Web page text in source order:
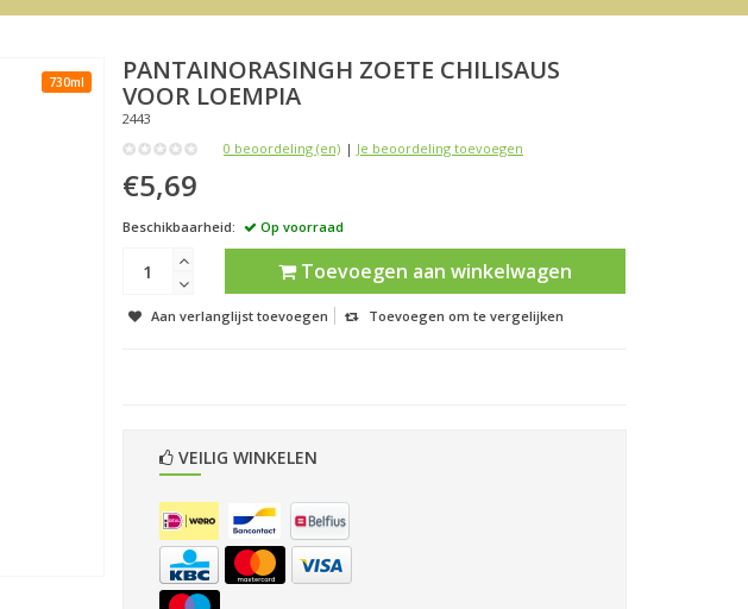
730ml PANTAINORASINGH ZOETE CHILISAUS
VOOR LOEMPIA
2443
0 beoordeling (en) | Je beoordeling toevoegen
€5,69
Beschikbaarheid: Op voorraad
Toevoegen aan winkelwagen
Aan verlanglijst toevoegen Toevoegen om te vergelijken
VEILIG WINKELEN